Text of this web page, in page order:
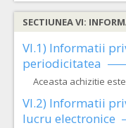
SECTIUNEA VI:
VI.1) Informatii
periodicitatea
Aceasta achizitie
VI.2) Informatii
lucru electronice